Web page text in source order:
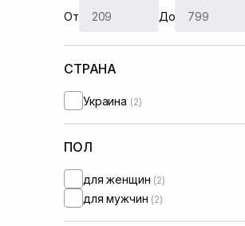
Medik8
Round Lab
Skin1004
Transparent-Lab
UIQ(+1)
Usolab
От До
СТРАНА
Украина (2)
ПОЛ
для женщин (2)
для мужчин (2)